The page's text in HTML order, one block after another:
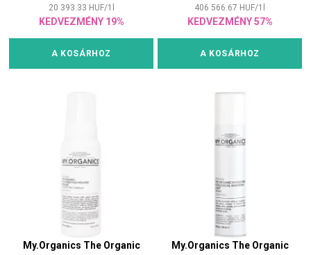
20 393.33 HUF/1
KEDVEZMÉNY 19%
A KOSÁRHOZ
406 566.67 HUF/1
KEDVEZMÉNY 57%
A KOSÁRHOZ
My.Organics The Organic
My.Organics The Organic